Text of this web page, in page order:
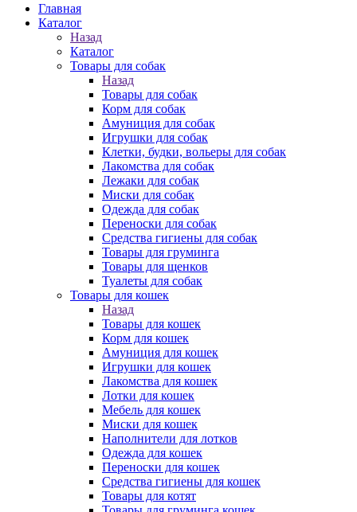
Главная
Каталог
Назад
Каталог
Товары для собак
Назад
Товары для собак
Корм для собак
Амуниция для собак
Игрушки для собак
Клетки, будки, вольеры для собак
Лакомства для собак
Лежаки для собак
Миски для собак
Одежда для собак
Переноски для собак
Средства гигиены для собак
Товары для груминга
Товары для щенков
Туалеты для собак
Товары для кошек
Назад
Товары для кошек
Корм для кошек
Амуниция для кошек
Игрушки для кошек
Лакомства для кошек
Лотки для кошек
Мебель для кошек
Миски для кошек
Наполнители для лотков
Одежда для кошек
Переноски для кошек
Средства гигиены для кошек
Товары для котят